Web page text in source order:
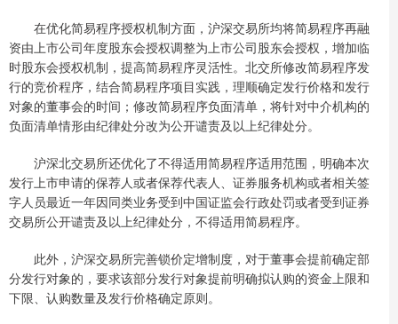
在优化简易程序授权机制方面，沪深交易所均将简易程序再融
资由上市公司年度股东会授权调整为上市公司股东会授权，增加临
时股东会授权机制，提高简易程序灵活性。北交所修改简易程序发
行的竞价程序，结合简易程序项目实践，理顺确定发行价格和发行
对象的董事会的时间；修改简易程序负面清单，将针对中介机构的
负面清单情形由纪律处分改为公开谴责及以上纪律处分。
沪深北交易所还优化了不得适用简易程序适用范围，明确本次
发行上市申请的保荐人或者保荐代表人、证券服务机构或者相关签
字人员最近一年因同类业务受到中国证监会行政处罚或者受到证券
交易所公开谴责及以上纪律处分，不得适用简易程序。
此外，沪深交易所完善锁价定增制度，对于董事会提前确定部
分发行对象的，要求该部分发行对象提前明确拟认购的资金上限和
下限、认购数量及发行价格确定原则。